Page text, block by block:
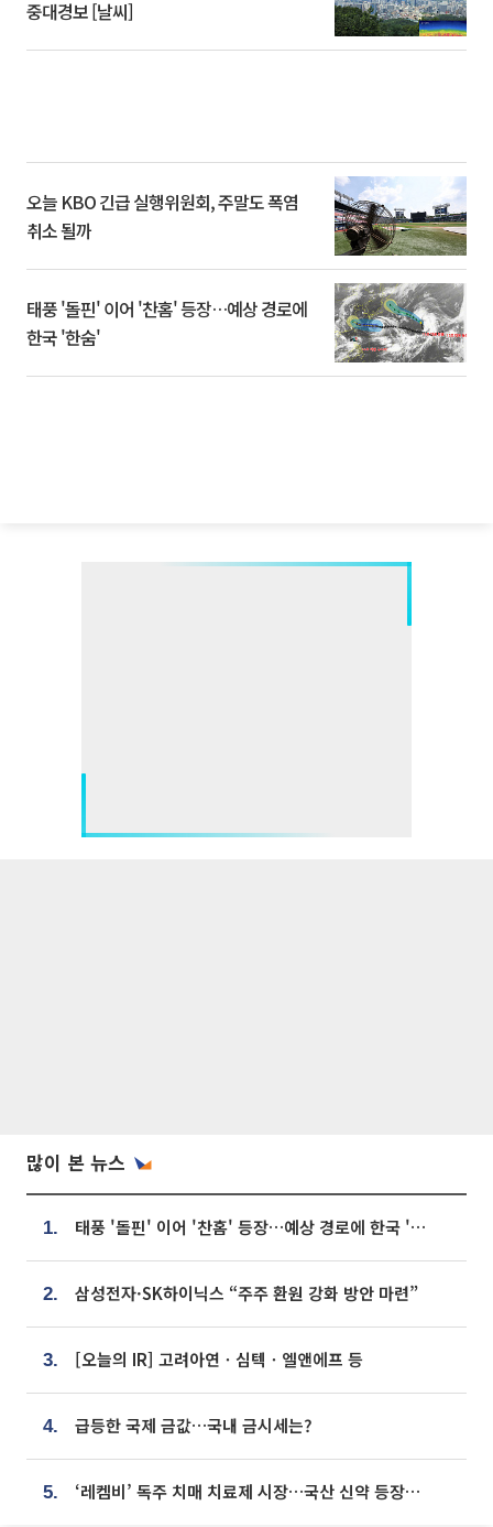
중대경보 [날씨]
오늘 KBO 긴급 실행위원회, 주말도 폭염
취소 될까
태풍 '돌핀' 이어 '찬홈' 등장…예상 경로에
한국 '한숨'
많이 본 뉴스
1. 태풍 '돌핀' 이어 '찬홈' 등장…예상 경로에 한국 '한숨'
2. 삼성전자·SK하이닉스 “주주 환원 강화 방안 마련”
3. [오늘의 IR] 고려아연ㆍ심텍ㆍ엘앤에프 등
4. 급등한 국제 금값…국내 금시세는?
5. ‘레켐비’ 독주 치매 치료제 시장…국산 신약 등장하나